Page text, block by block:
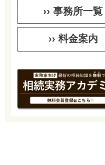
›› 事務所一覧
›› 料金案内